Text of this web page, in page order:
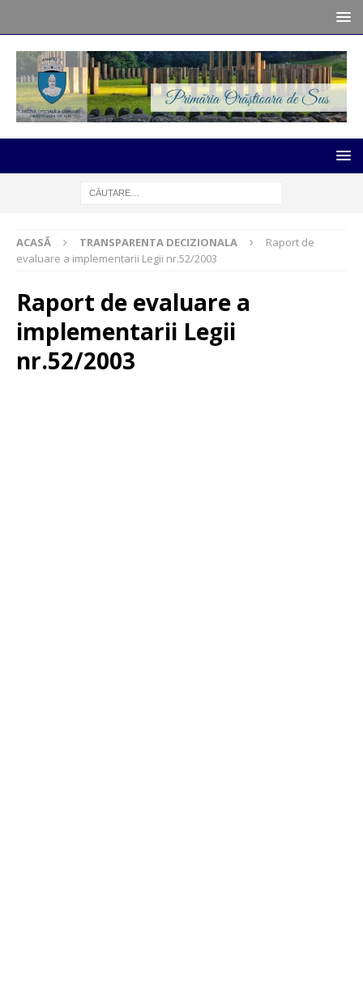
ACASĂ TRANSPARENTA DECIZIONALA
Raport de
evaluare a implementarii Legii nr.52/2003
Raport de evaluare a
implementarii Legii
nr.52/2003